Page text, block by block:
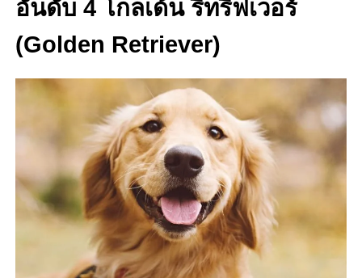
อันดับ 4 โกลเด้น รีทรีฟเวอร์
(Golden Retriever)